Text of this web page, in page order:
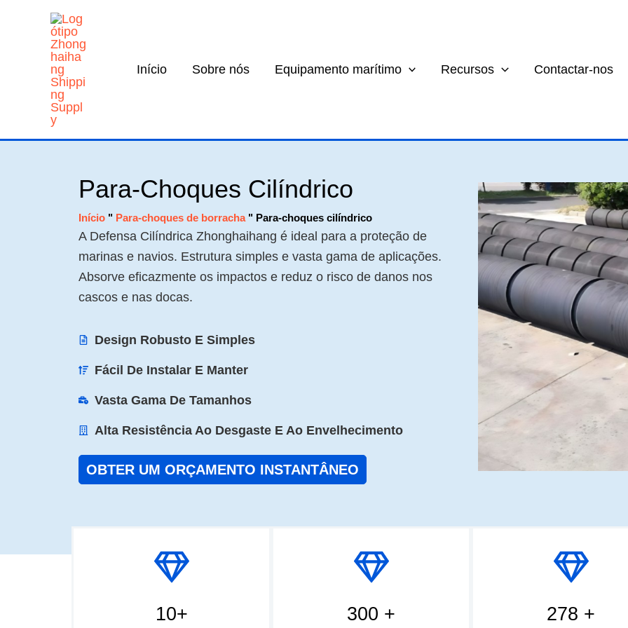
Início Sobre nós Equipamento marítimo Recursos Contactar-nos
Para-Choques Cilíndrico
Início " Para-choques de borracha" Para-choques cilíndrico
A Defensa Cilíndrica Zhonghaihang é ideal para a proteção de
marinas e navios. Estrutura simples e vasta gama de aplicações.
Absorve eficazmente os impactos e reduz o risco de danos nos
cascos e nas docas.
Design Robusto E Simples
Fácil De Instalar E Manter
Vasta Gama De Tamanhos
Alta Resistência Ao Desgaste E Ao Envelhecimento
OBTER UM ORÇAMENTO INSTANTÂNEO
10+ 300 + 278 +